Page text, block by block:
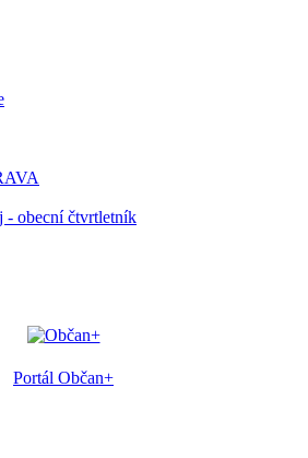
- obecní čtvrtletník
Portál Občan+